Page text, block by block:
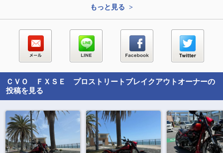
もっと見る >
ＣＶＯ ＦＸＳＥ プロストリートブレイクアウト オーナーの
投稿を見る